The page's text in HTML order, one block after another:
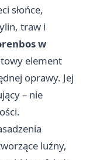
słońce,
traw i
w
element
oprawy. Jej
– nie
luźny,